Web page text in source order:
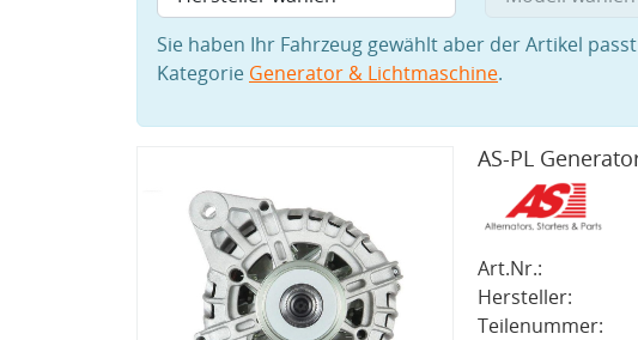
Sie haben Ihr Fahrzeug gewählt aber der Artikel
Kategorie Generator & Lichtmaschine.
AS-PL
Art.Nr.:
Hersteller:
Teilenummer: